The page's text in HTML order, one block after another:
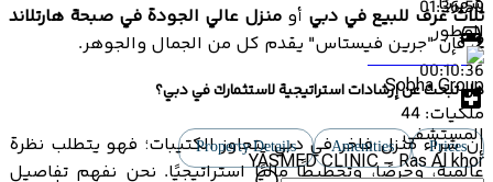
ثلاث غرف للبيع في دبي أو منزل عالي الجودة في صبحة هارتلاند
2، فإن "جرين فيستاس" يقدم كل من الجمال والجوهر.
هل تبحث عن إرشادات استراتيجية لاستثمارك في دبي؟
إن شراء منزل فاخر في دبي يتجاوز الكتيبات؛ فهو يتطلب نظرة
عالمية، وحرصًا، وتخطيطًا ماليًا استراتيجيًا. نحن نفهم تفاصيل
01:36:50
00:10:36
المستشفى
YASMED CLINIC - Ras Al khor
المطور
Sobha Group
ملكيات: 44
Prices
Amenities
Property Details